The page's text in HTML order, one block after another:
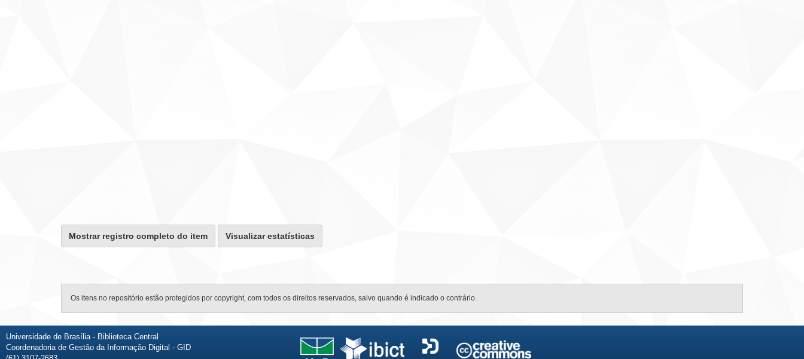
Mostrar registro completo do item Visualizar estatísticas
Os itens no repositório estão protegidos por copyright, com todos os direitos reservados, salvo quando é indicado o contrário.
Universidade de Brasília - Biblioteca Central
Coordenadoria de Gestão da Informação Digital - GID